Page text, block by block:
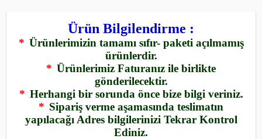
Ürün Bilgilendirme :
* Ürünlerimizin tamamı sıfır- paketi açılmamış
ürünlerdir.
* Ürünlerimiz Faturanız ile birlikte
gönderilecektir.
* Herhangi bir sorunda önce bize bilgi veriniz.
* Sipariş verme aşamasında teslimatın
yapılacağı Adres bilgilerinizi Tekrar Kontrol
Ediniz.